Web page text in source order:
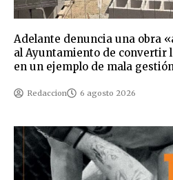
Adelante denuncia una obra
al Ayuntamiento de convertir
en un ejemplo de mala
Redaccion 6 agosto 2026